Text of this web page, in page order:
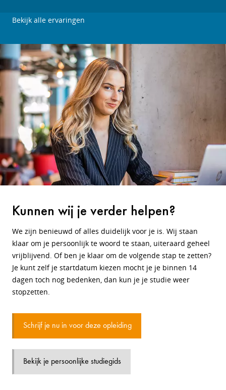
Bekijk alle ervaringen
Kunnen wij je verder helpen?
We zijn benieuwd of alles duidelijk voor je is. Wij staan
klaar om je persoonlijk te woord te staan, uiteraard geheel
vrijblijvend. Of ben je klaar om de volgende stap te zetten?
Je kunt zelf je startdatum kiezen mocht je je binnen 14
dagen toch nog bedenken, dan kun je je studie weer
stopzetten.
Schrijf je nu in voor deze opleiding
Bekijk je persoonlijke studiegids